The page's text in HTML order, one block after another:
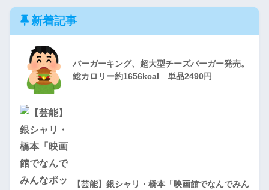
新着記事
バーガーキング、超大型チーズバーガー発売。
総カロリー約1656kcal 単品2490円
【芸能】銀シャリ・橋本「映画館でなんでみん